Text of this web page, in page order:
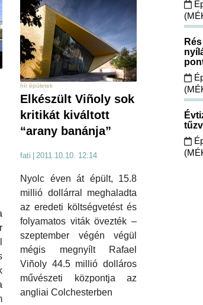
hír épületek
Elkészült Viñoly sok
kritikát kiváltott
“arany banánja”
fati 2011.10.10. 12:14
Nyolc éven át épült, 15.8
millió dollárral meghaladta
az eredeti költségvetést és
folyamatos viták övezték –
szeptember végén végül
mégis megnyílt Rafael
Viñoly 44.5 millió dolláros
művészeti központja az
angliai Colchesterben